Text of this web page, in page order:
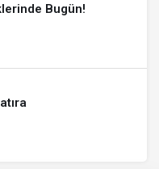
Bugün!